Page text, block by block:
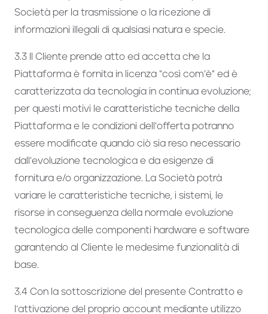
Società per la trasmissione o la ricezione di
informazioni illegali di qualsiasi natura e specie.
3.3 Il Cliente prende atto ed accetta che la
Piattaforma è fornita in licenza “così com’è” ed è
caratterizzata da tecnologia in continua evoluzione;
per questi motivi le caratteristiche tecniche della
Piattaforma e le condizioni dell’offerta potranno
essere modificate quando ciò sia reso necessario
dall’evoluzione tecnologica e da esigenze di
fornitura e/o organizzazione. La Società potrà
variare le caratteristiche tecniche, i sistemi, le
risorse in conseguenza della normale evoluzione
tecnologica delle componenti hardware e software
garantendo al Cliente le medesime funzionalità di
base.
3.4 Con la sottoscrizione del presente Contratto e
l’attivazione del proprio account mediante utilizzo